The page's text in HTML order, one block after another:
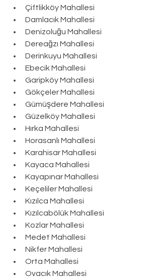
Çiftlikköy Mahallesi
Damlacık Mahallesi
Denizoluğu Mahallesi
Dereağzı Mahallesi
Derinkuyu Mahallesi
Ebecik Mahallesi
Garipköy Mahallesi
Gökçeler Mahallesi
Gümüşdere Mahallesi
Güzelköy Mahallesi
Hırka Mahallesi
Horasanlı Mahallesi
Karahisar Mahallesi
Kayaca Mahallesi
Kayapınar Mahallesi
Keçeliler Mahallesi
Kızılca Mahallesi
Kızılcabölük Mahallesi
Kozlar Mahallesi
Medet Mahallesi
Nikfer Mahallesi
Orta Mahallesi
Ovacık Mahallesi